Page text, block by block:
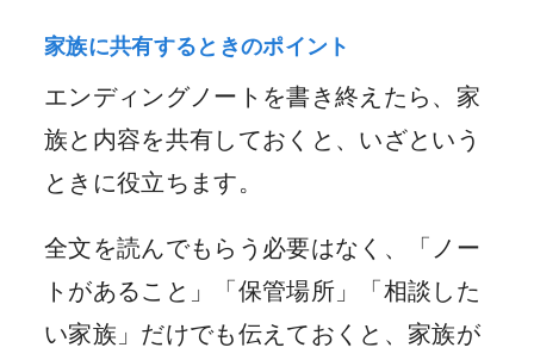
家族に共有するときのポイント
エンディングノートを書き終えたら、家
族と内容を共有しておくと、いざという
ときに役立ちます。
全文を読んでもらう必要はなく、「ノー
トがあること」「保管場所」「相談した
い家族」だけでも伝えておくと、家族が